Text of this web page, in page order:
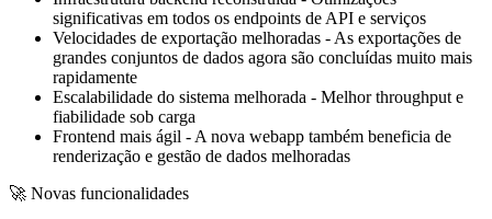
significativas em todos os endpoints de API e serviços
Velocidades de exportação melhoradas - As exportações de
grandes conjuntos de dados agora são concluídas muito mais
rapidamente
Escalabilidade do sistema melhorada - Melhor throughput e
fiabilidade sob carga
Frontend mais ágil - A nova webapp também beneficia de
renderização e gestão de dados melhoradas
🚀 Novas funcionalidades